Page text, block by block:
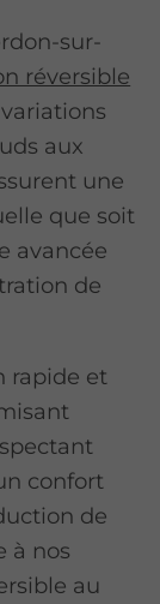
sur-
réversible
aux
une
que soit
avancée
de
rapide et
confort
de
à nos
au